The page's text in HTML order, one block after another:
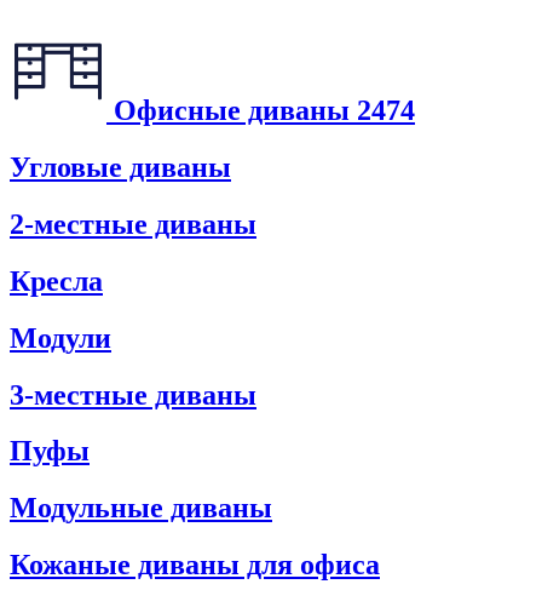
Офисные диваны 2474
Угловые диваны
2-местные диваны
Кресла
Модули
3-местные диваны
Пуфы
Модульные диваны
Кожаные диваны для офиса